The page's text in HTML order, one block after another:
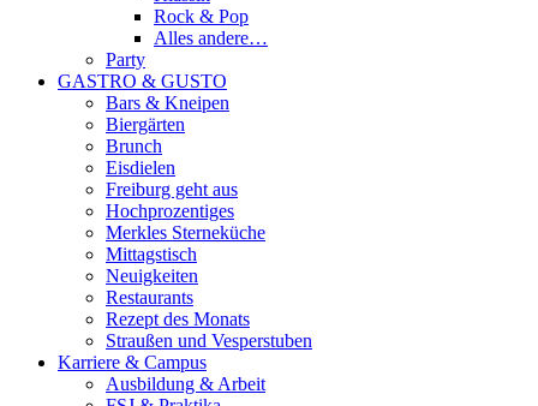
Rock & Pop
Alles andere…
Party
GASTRO & GUSTO
Bars & Kneipen
Biergärten
Brunch
Eisdielen
Freiburg geht aus
Hochprozentiges
Merkles Sterneküche
Mittagstisch
Neuigkeiten
Restaurants
Rezept des Monats
Straußen und Vesperstuben
Karriere & Campus
Ausbildung & Arbeit